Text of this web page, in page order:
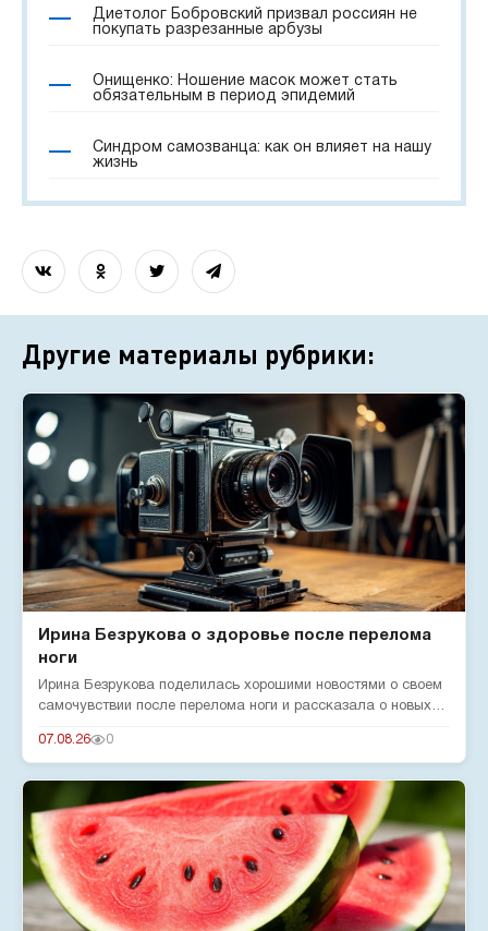
Диетолог Бобровский призвал россиян не
покупать разрезанные арбузы
Онищенко: Ношение масок может стать
обязательным в период эпидемий
Синдром самозванца: как он влияет на нашу
жизнь
Другие материалы рубрики:
Ирина Безрукова о здоровье после перелома
ноги
Ирина Безрукова поделилась хорошими новостями о своем
самочувствии после перелома ноги и рассказала о новых
07.08.26 0